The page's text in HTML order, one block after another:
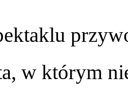
w którym